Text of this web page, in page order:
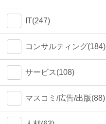
IT(247)
コンサルティング(184)
サービス(108)
マスコミ/広告/出版(88)